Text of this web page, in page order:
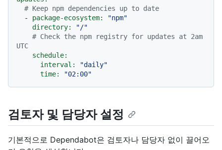
# Keep npm dependencies up to date
-
package-ecosystem:
"npm"
directory:
"/"
# Check the npm registry for updates at 2am
UTC
schedule:
interval:
"daily"
time:
"02:00"
검토자 및 담당자 설정
기본적으로 Dependabot은 검토자나 담당자 없이 끌어오